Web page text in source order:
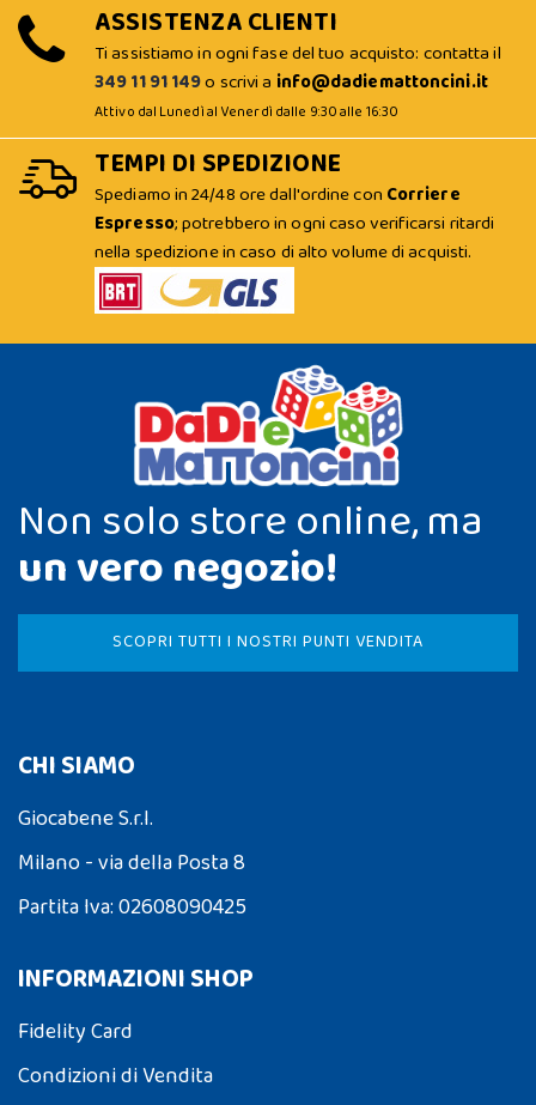
ASSISTENZA CLIENTI
Ti assistiamo in ogni fase del tuo acquisto: contatta il
349 11 91 149o scrivi a info@dadiemattoncini.it
Attivo dal Lunedì al Venerdì dalle 9:30 alle 16:30
TEMPI DI SPEDIZIONE
Spediamo in 24/48 ore dall'ordine con Corriere
Espresso; potrebbero in ogni caso verificarsi ritardi
nella spedizione in caso di alto volume di acquisti.
Non solo store online, ma
un vero negozio!
SCOPRI TUTTI I NOSTRI PUNTI VENDITA
CHI SIAMO
Giocabene S.r.l.
Milano - via della Posta 8
Partita Iva: 02608090425
INFORMAZIONI SHOP
Fidelity Card
Condizioni di Vendita